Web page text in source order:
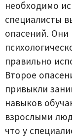
необходимо
специалисты
опасений. Они
правильно
Второе
привыкли
навыков
взрослыми
что у